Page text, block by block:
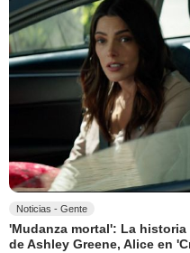
Noticias - Gente
'Mudanza mortal': La
de Ashley Greene, Alice en